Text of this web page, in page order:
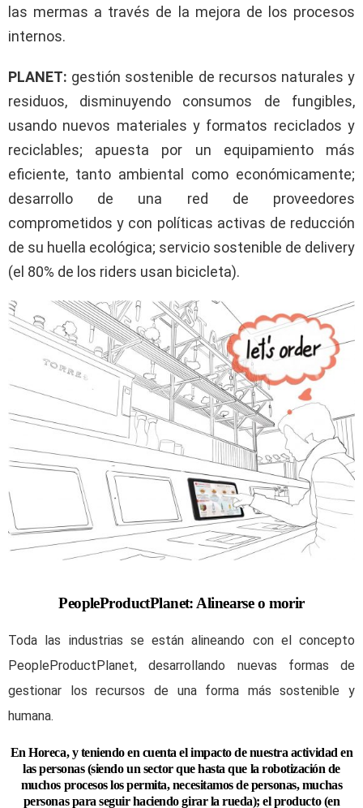
las mermas a través de la mejora de los procesos
internos.
PLANET: gestión sostenible de recursos naturales y
residuos, disminuyendo consumos de fungibles,
usando nuevos materiales y formatos reciclados y
reciclables; apuesta por un equipamiento más
eficiente, tanto ambiental como económicamente;
desarrollo de una red de proveedores
comprometidos y con políticas activas de reducción
de su huella ecológica; servicio sostenible de delivery
(el 80% de los riders usan bicicleta).
PeopleProductPlanet: Alinearse o morir
Toda las industrias se están alineando con el concepto
PeopleProductPlanet, desarrollando nuevas formas de
gestionar los recursos de una forma más sostenible y
humana.
En Horeca, y teniendo en cuenta el impacto de nuestra actividad en
las personas (siendo un sector que hasta que la robotización de
muchos procesos los permita, necesitamos de personas, muchas
personas para seguir haciendo girar la rueda); el producto (en